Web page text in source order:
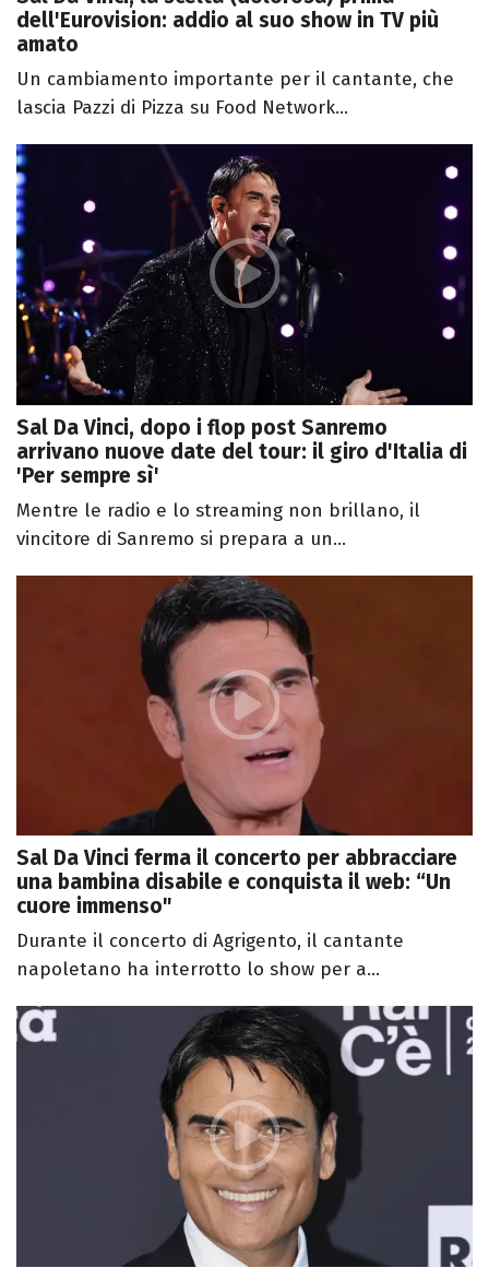
dell'Eurovision: addio al suo show in TV più
amato
Un cambiamento importante per il cantante, che
lascia Pazzi di Pizza su Food Network...
Sal Da Vinci, dopo i flop post Sanremo
arrivano nuove date del tour: il giro d'Italia di
'Per sempre sì'
Mentre le radio e lo streaming non brillano, il
vincitore di Sanremo si prepara a un...
Sal Da Vinci ferma il concerto per abbracciare
una bambina disabile e conquista il web: “Un
cuore immenso"
Durante il concerto di Agrigento, il cantante
napoletano ha interrotto lo show per a...